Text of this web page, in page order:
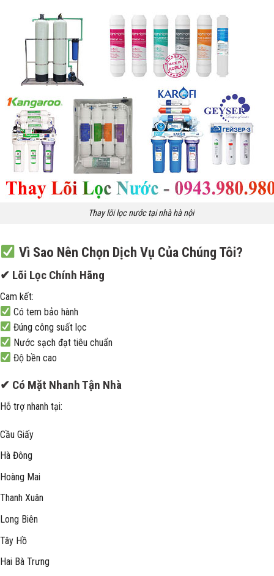
Thay lõi lọc nước tại nhà hà nội
Vì Sao Nên Chọn Dịch Vụ Của Chúng Tôi?
✔ Lõi Lọc Chính Hãng
Cam kết:
Có tem bảo hành
Đúng công suất lọc
Nước sạch đạt tiêu chuẩn
Độ bền cao
✔ Có Mặt Nhanh Tận Nhà
Hỗ trợ nhanh tại:
Cầu Giấy
Hà Đông
Hoàng Mai
Thanh Xuân
Long Biên
Tây Hồ
Hai Bà Trưng